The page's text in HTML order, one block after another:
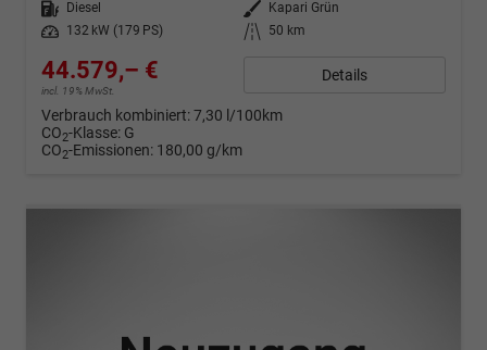
Kraftstoff
Diesel Außenfarbe
Kapari Grün
Leistung
132 kW (179 PS) Kilometerstand 50 km
44.579,– €
incl. 19% MwSt.
Details
Verbrauch kombiniert:7,30 l/100km
CO2-Klasse: G
CO2-Emissionen: 180,00 g/km